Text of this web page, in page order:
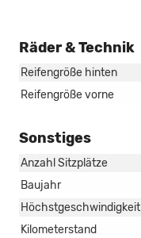
Räder & Technik
Reifengröße hinten
Reifengröße vorne
Sonstiges
Anzahl Sitzplätze
Baujahr
Höchstgeschwindigkeit
Kilometerstand